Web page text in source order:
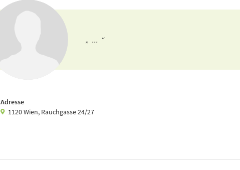
„ ... “
Adresse
1120 Wien, Rauchgasse 24/27